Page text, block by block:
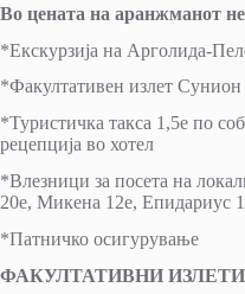
Во цената на аранжманот
*Екскурзија на Арголида-
*Факултативен излет
*Туристичка такса 1,5е по
рецепција во хотел
*Влезници за посета на
20е, Микена 12е, Епидариус
*Патничко осигурување
ФАКУЛТАТИВНИ ИЗЛЕТИ